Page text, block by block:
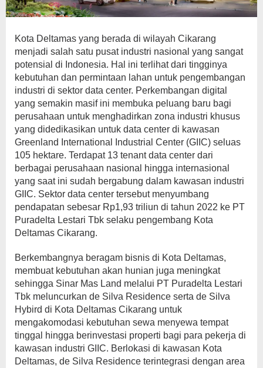
Kota Deltamas yang berada di wilayah Cikarang
menjadi salah satu pusat industri nasional yang sangat
potensial di Indonesia. Hal ini terlihat dari tingginya
kebutuhan dan permintaan lahan untuk pengembangan
industri di sektor data center. Perkembangan digital
yang semakin masif ini membuka peluang baru bagi
perusahaan untuk menghadirkan zona industri khusus
yang didedikasikan untuk data center di kawasan
Greenland International Industrial Center (GIIC) seluas
105 hektare. Terdapat 13 tenant data center dari
berbagai perusahaan nasional hingga internasional
yang saat ini sudah bergabung dalam kawasan industri
GIIC. Sektor data center tersebut menyumbang
pendapatan sebesar Rp1,93 triliun di tahun 2022 ke PT
Puradelta Lestari Tbk selaku pengembang Kota
Deltamas Cikarang.
Berkembangnya beragam bisnis di Kota Deltamas,
membuat kebutuhan akan hunian juga meningkat
sehingga Sinar Mas Land melalui PT Puradelta Lestari
Tbk meluncurkan de Silva Residence serta de Silva
Hybird di Kota Deltamas Cikarang untuk
mengakomodasi kebutuhan sewa menyewa tempat
tinggal hingga berinvestasi properti bagi para pekerja di
kawasan industri GIIC. Berlokasi di kawasan Kota
Deltamas, de Silva Residence terintegrasi dengan area